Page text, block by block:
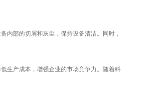
部的切屑和灰尘，保持设备清洁。同时，
生产成本，增强企业的市场竞争力。随着科